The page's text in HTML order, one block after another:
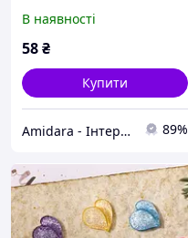
фігурки для унікального
манікюру
В наявності
58₴
Купити
Amidara - Інтернет-магазин ювелірної біжутерії 89%